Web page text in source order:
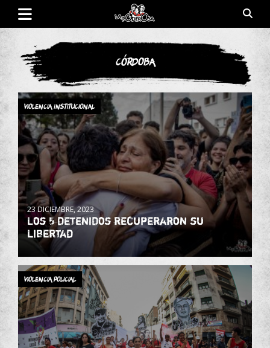
Saltar
contenidoLa Poderosa
Poderosa.
Córdoba
Violencia Institucional
23 DICIEMBRE, 2023
Los 5 detenidos recuperaron su
libertad
Violencia Policial